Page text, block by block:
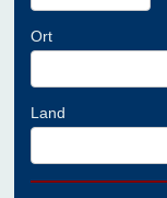
Ort
Land